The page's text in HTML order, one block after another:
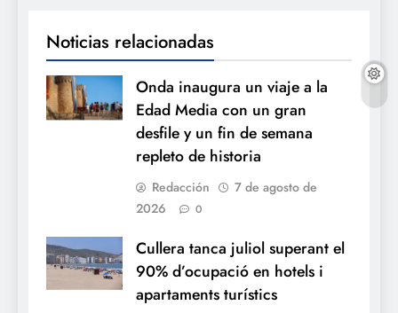
Noticias relacionadas
Onda inaugura un viaje a la
Edad Media con un gran
desfile y un fin de semana
repleto de historia
Redacción
7 de agosto de
2026
0
Cullera tanca juliol superant el
90% d’ocupació en hotels i
apartaments turístics